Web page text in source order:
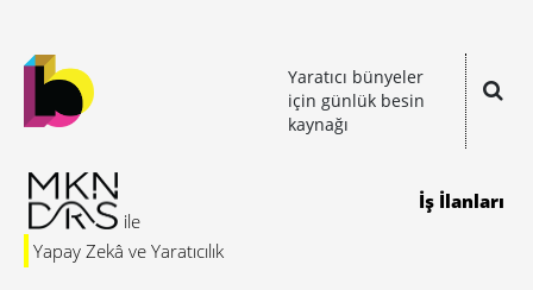
Yaratıcı bünyeler
için günlük besin
kaynağı
Yapay Zekâ ve Yaratıcılık
İş İlanları